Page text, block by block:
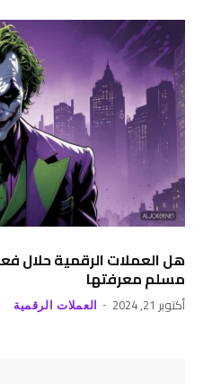
مسلم معرفتها
أكتوبر 21, 2024 العملات الرقمية